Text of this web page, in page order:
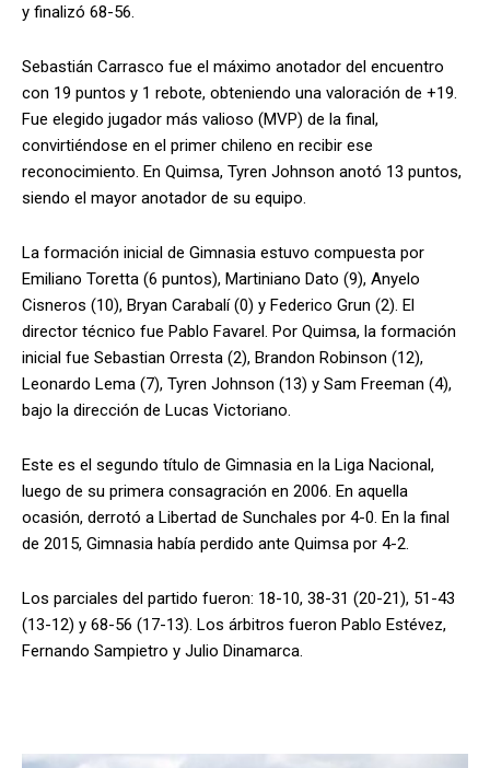
y finalizó 68-56.
Sebastián Carrasco fue el máximo anotador del encuentro
con 19 puntos y 1 rebote, obteniendo una valoración de +19.
Fue elegido jugador más valioso (MVP) de la final,
convirtiéndose en el primer chileno en recibir ese
reconocimiento. En Quimsa, Tyren Johnson anotó 13 puntos,
siendo el mayor anotador de su equipo.
La formación inicial de Gimnasia estuvo compuesta por
Emiliano Toretta (6 puntos), Martiniano Dato (9), Anyelo
Cisneros (10), Bryan Carabalí (0) y Federico Grun (2). El
director técnico fue Pablo Favarel. Por Quimsa, la formación
inicial fue Sebastian Orresta (2), Brandon Robinson (12),
Leonardo Lema (7), Tyren Johnson (13) y Sam Freeman (4),
bajo la dirección de Lucas Victoriano.
Este es el segundo título de Gimnasia en la Liga Nacional,
luego de su primera consagración en 2006. En aquella
ocasión, derrotó a Libertad de Sunchales por 4-0. En la final
de 2015, Gimnasia había perdido ante Quimsa por 4-2.
Los parciales del partido fueron: 18-10, 38-31 (20-21), 51-43
(13-12) y 68-56 (17-13). Los árbitros fueron Pablo Estévez,
Fernando Sampietro y Julio Dinamarca.